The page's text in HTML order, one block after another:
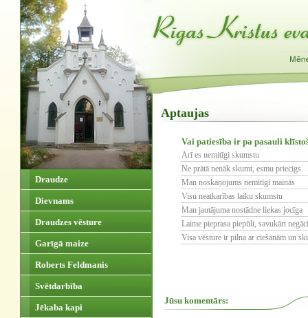
Draudze
Dievnams
Draudzes vēsture
Garīgā maize
Roberts Feldmanis
Svētdarbība
Jēkaba kapi
Aptaujas
Vai patiesība ir pa pasauli
Arī es nemitīgi skumstu
Ne prātā nenāk skumt, esmu priecīgs
Man noskaņojums nemitīgi mainās
Visu neatkarības laiku skumstu
Man jautājuma nostādne liekas jocīga
Laime pieprasa piepūli, savukārt
Visa vēsture ir pilna ar ciešanām un
Jūsu komentārs: